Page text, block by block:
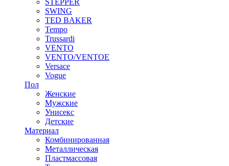
SWING
TED BAKER
Tempo
Trussardi
VENTO
VENTO/VENTOE
Versace
Vogue
Пол
Женские
Мужские
Унисекс
Детские
Материал
Комбинированная
Металлическая
Пластмассовая